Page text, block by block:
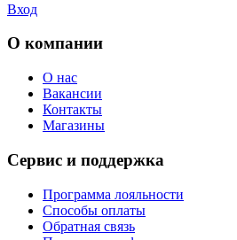
Вход
О компании
О нас
Вакансии
Контакты
Магазины
Сервис и поддержка
Программа лояльности
Способы оплаты
Обратная связь